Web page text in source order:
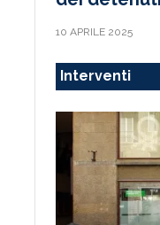
10 APRILE 2025
Interventi